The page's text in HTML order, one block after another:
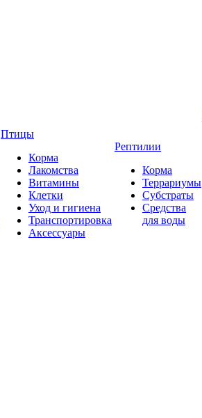
Птицы
Корма
Лакомства
Витамины
Клетки
Уход и гигиена
Транспортировка
Аксессуары
Рептилии
Корма
Террариумы
Субстраты
Средства
для воды